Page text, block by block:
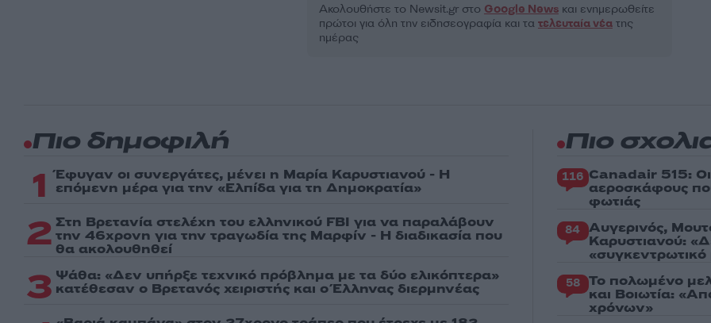
Ακολουθήστε το Νewsit.gr στο Google Newsκαι ενημερωθείτε
πρώτοι για όλη την ειδησεογραφία και τα τελευταία νέατης
ημέρας
Πιο δημοφιλή
1 Έφυγαν οι συνεργάτες, μένει η Μαρία Καρυστιανού - Η
επόμενη μέρα για την «Ελπίδα για τη Δημοκρατία»
2 Στη Βρετανία στελέχη του ελληνικού FBI για να παραλάβουν
την 46χρονη για την τραγωδία της Μαρφίν - Η διαδικασία που
θα ακολουθηθεί
3 Ψάθα: «Δεν υπήρξε τεχνικό πρόβλημα με τα δύο ελικόπτερα»
κατέθεσαν ο Βρετανός χειριστής και ο Έλληνας διερμηνέας
Πιο
116 Canadair 515:
αεροσκάφους
φωτιάς
84 Αυγερινός,
Καρυστιανού:
58 Το πολωμένο
και Βοιωτία:
χρόνων»